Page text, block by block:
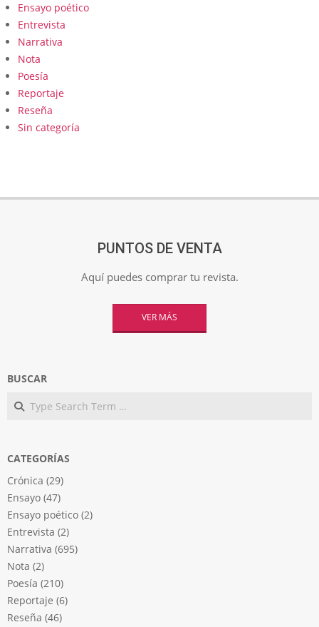
Ensayo poético
Entrevista
Narrativa
Nota
Poesía
Reportaje
Reseña
Sin categoría
PUNTOS DE VENTA
Aquí puedes comprar tu revista.
VER MÁS
BUSCAR
Search
CATEGORÍAS
Crónica (29)
Ensayo (47)
Ensayo poético (2)
Entrevista (2)
Narrativa (695)
Nota (2)
Poesía (210)
Reportaje (6)
Reseña (46)